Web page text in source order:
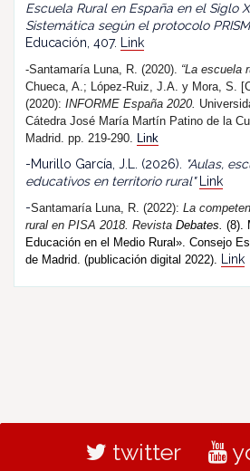
Escuela Rural en España en el Siglo
Sistemática según el protocolo
Educación, 407.
Link
-Santamaría Luna, R. (2020). “La escuela
Chueca, A.; López-Ruiz, J.A. y Mora, S.
(2020): INFORME España 2020.
Cátedra José María Martín Patino de la
Madrid. pp. 219-290. Link
-Murillo García, J.L. (2026).
"Aulas,
educativos en territorio rural"
Link
-Santamaría Luna, R. (2022): La
rural en PISA 2018. Revista Debates. (8).
Educación en el Medio Rural». Consejo
de Madrid. (publicación digital 2022).
Link
twitter